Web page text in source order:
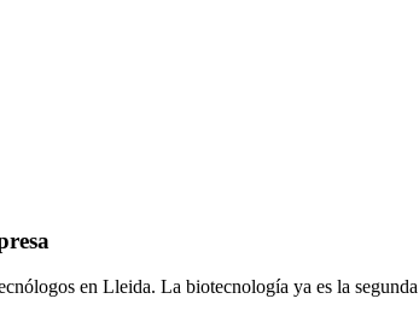
en Lleida. La biotecnología ya es la